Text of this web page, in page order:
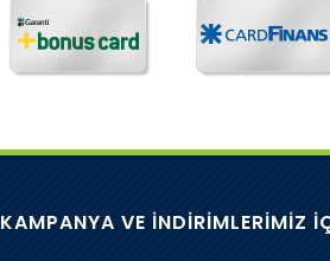
KAMPANYA VE İNDİRİMLERİMİZ